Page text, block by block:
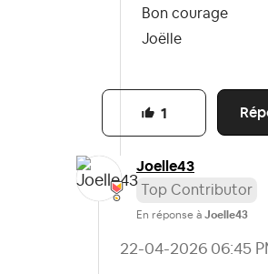
Bon courage
Joëlle
1
Joelle43
Top Contributor
En réponse à Joelle43
‎22-04-2026 06:45